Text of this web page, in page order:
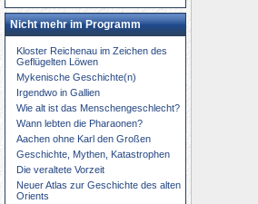
Nicht mehr im Programm
Kloster Reichenau im Zeichen des
Geflügelten Löwen
Mykenische Geschichte(n)
Irgendwo in Gallien
Wie alt ist das Menschengeschlecht?
Wann lebten die Pharaonen?
Aachen ohne Karl den Großen
Geschichte, Mythen, Katastrophen
Die veraltete Vorzeit
Neuer Atlas zur Geschichte des alten
Orients